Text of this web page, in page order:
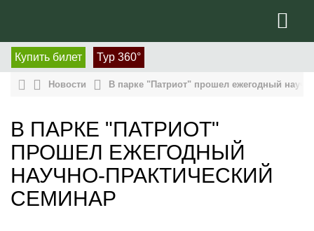
Купить билет Тур 360°
Новости В парке "Патриот" прошел ежегодный
В ПАРКЕ "ПАТРИОТ"
ПРОШЕЛ ЕЖЕГОДНЫЙ
НАУЧНО-ПРАКТИЧЕСКИЙ
СЕМИНАР